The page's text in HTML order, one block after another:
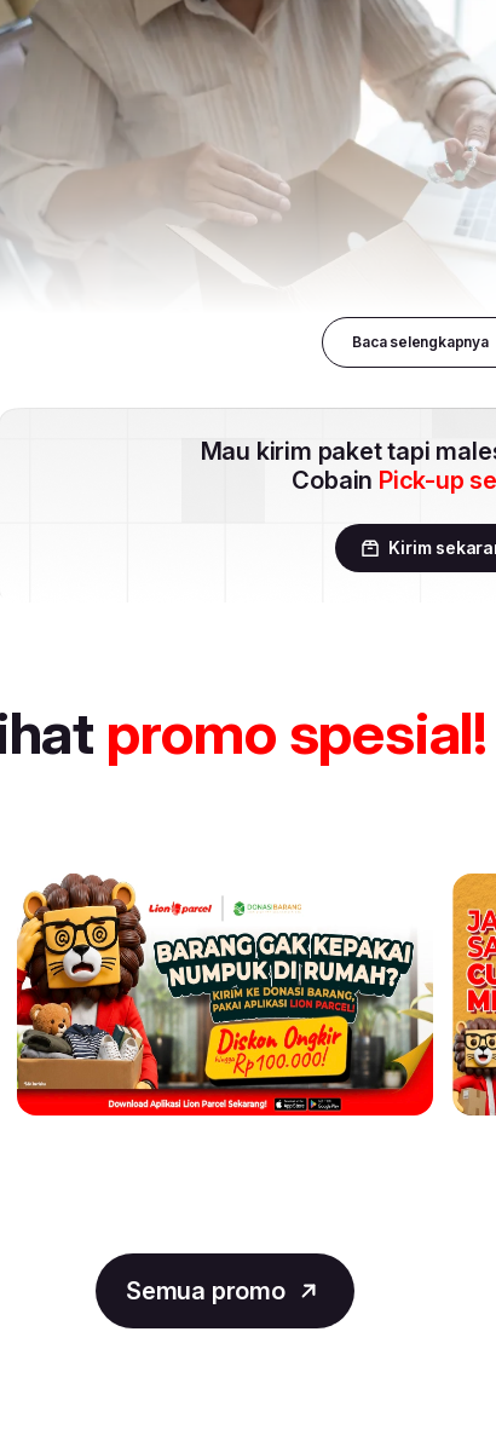
Baca selengkapnya
Mau kirim paket tapi
Cobain Pick-up
Kirim
promo spesial!
Semua promo